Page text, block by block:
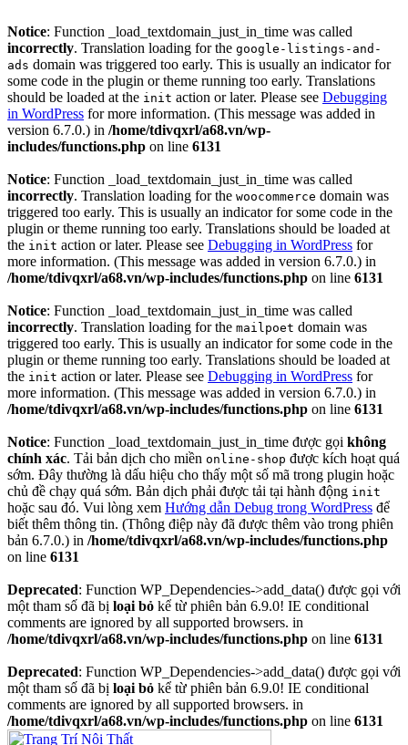
Notice: Function _load_textdomain_just_in_time was called
incorrectly. Translation loading for the google-listings-and-
ads domain was triggered too early. This is usually an indicator for
some code in the plugin or theme running too early. Translations
should be loaded at the init action or later. Please see Debugging
in WordPress for more information. (This message was added in
version 6.7.0.) in /home/tdivqxrl/a68.vn/wp-
includes/functions.php on line 6131
Notice: Function _load_textdomain_just_in_time was called
incorrectly. Translation loading for the woocommerce domain was
triggered too early. This is usually an indicator for some code in the
plugin or theme running too early. Translations should be loaded at
the init action or later. Please see Debugging in WordPress for
more information. (This message was added in version 6.7.0.) in
/home/tdivqxrl/a68.vn/wp-includes/functions.php on line 6131
Notice: Function _load_textdomain_just_in_time was called
incorrectly. Translation loading for the mailpoet domain was
triggered too early. This is usually an indicator for some code in the
plugin or theme running too early. Translations should be loaded at
the init action or later. Please see Debugging in WordPress for
more information. (This message was added in version 6.7.0.) in
/home/tdivqxrl/a68.vn/wp-includes/functions.php on line 6131
Notice: Function _load_textdomain_just_in_time được gọi không
chính xác. Tải bản dịch cho miền online-shop được kích hoạt quá
sớm. Đây thường là dấu hiệu cho thấy một số mã trong plugin hoặc
chủ đề chạy quá sớm. Bản dịch phải được tải tại hành động init
hoặc sau đó. Vui lòng xem Hướng dẫn Debug trong WordPress để
biết thêm thông tin. (Thông điệp này đã được thêm vào trong phiên
bản 6.7.0.) in /home/tdivqxrl/a68.vn/wp-includes/functions.php
on line 6131
Deprecated: Function WP_Dependencies->add_data() được gọi với
một tham số đã bị loại bỏ kể từ phiên bản 6.9.0! IE conditional
comments are ignored by all supported browsers. in
/home/tdivqxrl/a68.vn/wp-includes/functions.php on line 6131
Deprecated: Function WP_Dependencies->add_data() được gọi với
một tham số đã bị loại bỏ kể từ phiên bản 6.9.0! IE conditional
comments are ignored by all supported browsers. in
/home/tdivqxrl/a68.vn/wp-includes/functions.php on line 6131
Skip